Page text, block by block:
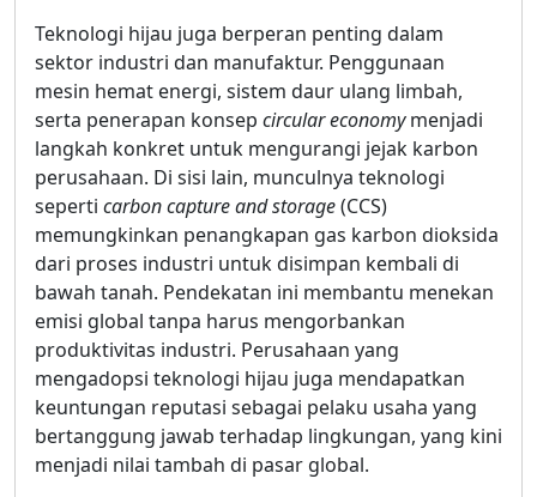
Teknologi hijau juga berperan penting dalam
sektor industri dan manufaktur. Penggunaan
mesin hemat energi, sistem daur ulang limbah,
serta penerapan konsep circular economymenjadi
langkah konkret untuk mengurangi jejak karbon
perusahaan. Di sisi lain, munculnya teknologi
seperti carbon capture and storage(CCS)
memungkinkan penangkapan gas karbon dioksida
dari proses industri untuk disimpan kembali di
bawah tanah. Pendekatan ini membantu menekan
emisi global tanpa harus mengorbankan
produktivitas industri. Perusahaan yang
mengadopsi teknologi hijau juga mendapatkan
keuntungan reputasi sebagai pelaku usaha yang
bertanggung jawab terhadap lingkungan, yang kini
menjadi nilai tambah di pasar global.